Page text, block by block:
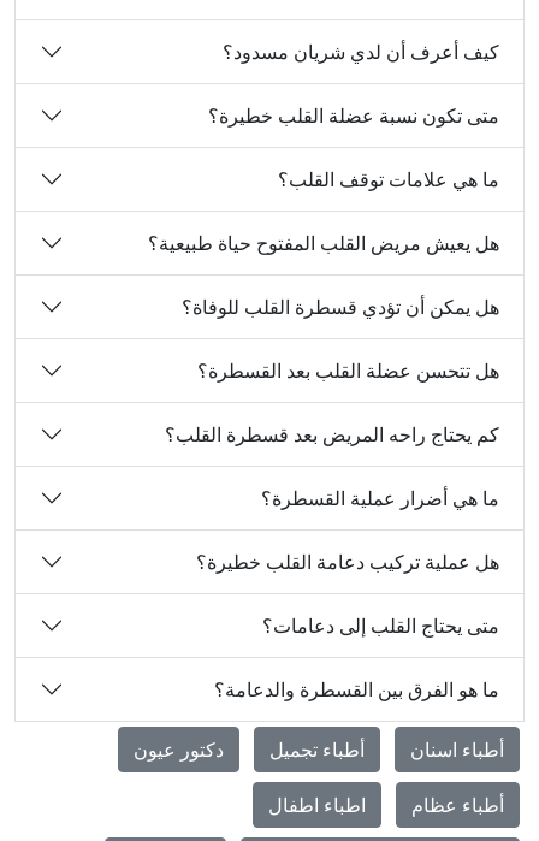
كيف أعرف أن لدي شريان مسدود؟
متى تكون نسبة عضلة القلب خطيرة؟
ما هي علامات توقف القلب؟
هل يعيش مريض القلب المفتوح حياة طبيعية؟
هل يمكن أن تؤدي قسطرة القلب للوفاة؟
هل تتحسن عضلة القلب بعد القسطرة؟
كم يحتاج راحه المريض بعد قسطرة القلب؟
ما هي أضرار عملية القسطرة؟
هل عملية تركيب دعامة القلب خطيرة؟
متى يحتاج القلب إلى دعامات؟
ما هو الفرق بين القسطرة والدعامة؟
أطباء اسنان أطباء تجميل دكتور عيون
أطباء عظام اطباء اطفال